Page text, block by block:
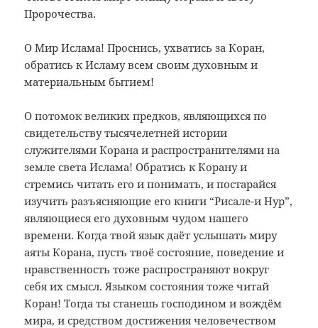
Пророчества.
О Мир Ислама! Проснись, ухватись за Коран,
обратись к Исламу всем своим духовным и
материальным бытием!
О потомок великих предков, являющихся по
свидетельству тысячелетней истории
служителями Корана и распространителями на
земле света Ислама! Обратись к Корану и
стремись читать его и понимать, и постарайся
изучить разъясняющие его книги “Рисале-и Нур”,
являющиеся его духовным чудом нашего
времени. Когда твой язык даёт услышать миру
аяты Корана, пусть твоё состояние, поведение и
нравственность тоже распространяют вокруг
себя их смысл. Языком состояния тоже читай
Коран! Тогда ты станешь господином и вождём
мира, и средством достижения человечеством